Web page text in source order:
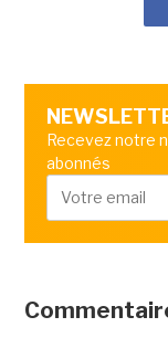
Recevez notre
abonnés